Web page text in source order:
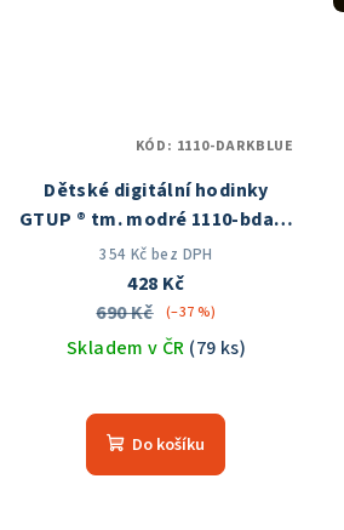
Dětské digitální hodinky
GTUP ® tm. modré 1110-bdark
Skladem v ČR
354 Kč bez DPH
428 Kč
690 Kč
(–37 %)
Skladem v ČR (79 ks)
Do košíku
KÓD: 1110-DARKBLUE